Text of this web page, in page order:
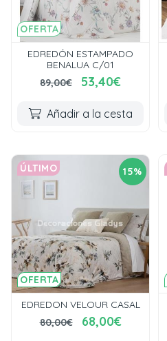
OFERTA
EDREDÓN ESTAMPADO
BENALUA C/01
89,00€
53,40€
Añadir a la cesta
15%
OFERTA
ÚLTIMO
EDREDON VELOUR CASAL
80,00€
68,00€